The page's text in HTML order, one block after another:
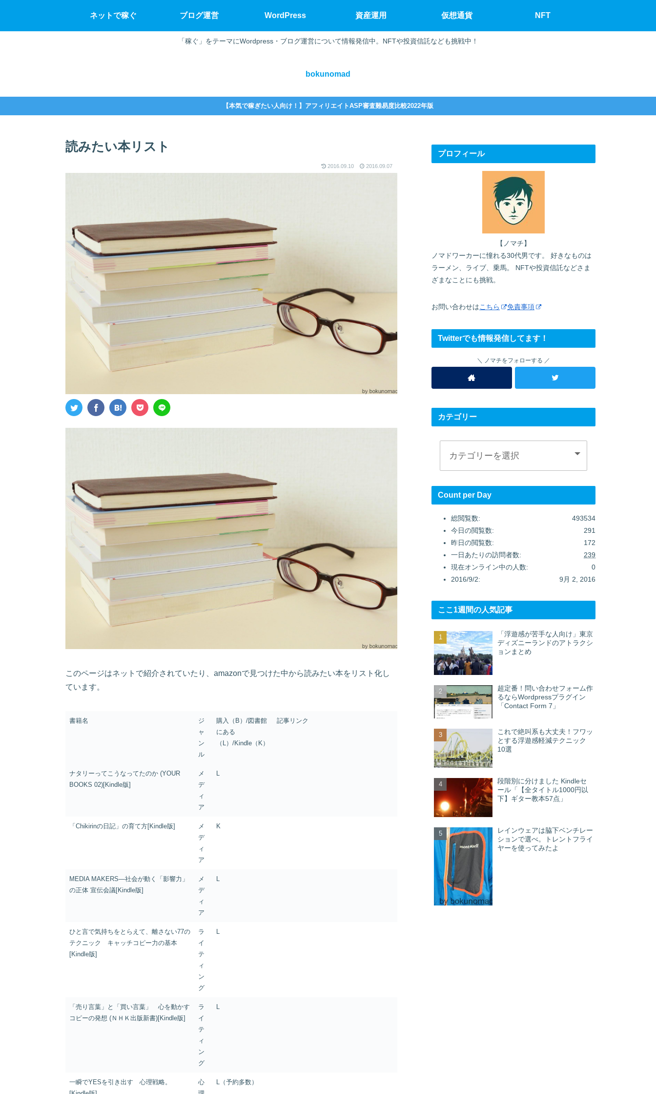
「稼ぐ」をテーマにWordpress・ブログ運営について情報発信中。NFTや投資信託なども挑戦中！
bokunomad
ネットで稼ぐ ブログ運営 WordPress 資産運用 仮想通貨 NFT
【本気で稼ぎたい人向け！】アフィリエイトASP審査難易度比較2022年版
読みたい本リスト
2016.09.10 2016.09.07
このページはネットで紹介されていたり、amazonで見つけた中から読みたい本をリスト化し
ています。
書籍名
ジ
ャ
ン
ル
購入（B）/図書館
にある
（L）/Kindle（K）
記事リンク
ナタリーってこうなってたのか (YOUR
BOOKS 02)[Kindle版]
メ
デ
ィ
ア
L
「Chikirinの日記」の育て方[Kindle版]
メ
デ
ィ
ア
K
MEDIA MAKERS―社会が動く「影響力」
の正体 宣伝会議[Kindle版]
メ
デ
ィ
ア
L
ひと言で気持ちをとらえて、離さない77の
テクニック キャッチコピー力の基本
[Kindle版]
ラ
イ
テ
ィ
ン
グ
L
「売り言葉」と「買い言葉」 心を動かす
コピーの発想 (ＮＨＫ出版新書)[Kindle版]
ラ
イ
テ
ィ
ン
グ
L
一瞬でYESを引き出す 心理戦略。
心
L（予約多数）
プロフィール
【ノマチ】
ノマドワーカーに憧れる30代男です。 好きなものは
ラーメン、ライブ、乗馬。 NFTや投資信託などさま
ざまなことにも挑戦。
お問い合わせはこちら 免責事項
Twitterでも情報発信してます！
ノマチをフォローする
カテゴリー
Count per Day
493534
総閲覧数:
291
今日の閲覧数:
172
昨日の閲覧数:
239
一日あたりの訪問者数:
0
現在オンライン中の人数:
9月 2, 2016
2016/9/2:
ここ1週間の人気記事
「浮遊感が苦手な人向け」東京
ディズニーランドのアトラクシ
ョンまとめ
超定番！問い合わせフォーム作
るならWordpressプラグイン
「Contact Form 7」
これで絶叫系も大丈夫！フワッ
とする浮遊感軽減テクニック
10選
段階別に分けました Kindleセ
ール「【全タイトル1000円以
下】ギター教本57点」
レインウェアは脇下ベンチレー
ションで選べ。トレントフライ
ヤーを使ってみたよ